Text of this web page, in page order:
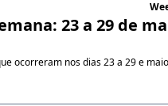
23 a 29 de
ocorreram nos dias 23 a 29 e